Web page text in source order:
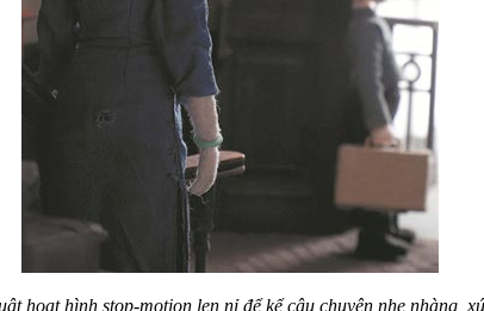
hoạt hình stop-motion len nỉ để kể câu chuyện nhẹ nhàng,